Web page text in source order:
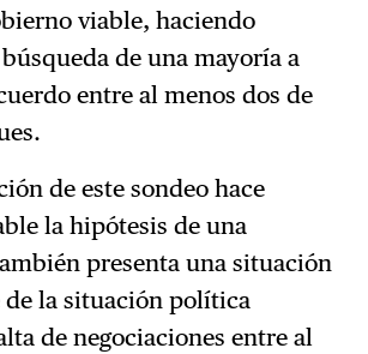
viable, haciendo
de una mayoría a
entre al menos dos de
de este sondeo hace
la hipótesis de una
presenta una situación
la situación política
de negociaciones entre al